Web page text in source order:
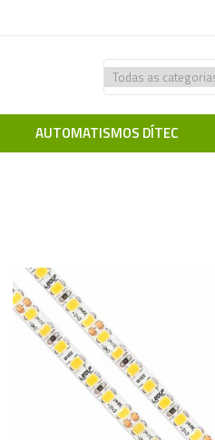
AUTOMATISMOS DÍTEC